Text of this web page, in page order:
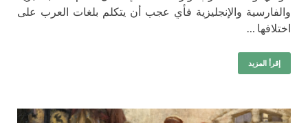
والفارسية والإنجليزية فأي عجب أن يتكلم بلغات العرب على
اختلافها …
إقرأ المزيد